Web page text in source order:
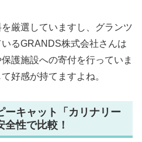
厳選していますし、グランツ
るGRANDS株式会社さんは
護施設への寄付を行っていま
好感が持てますよね。
ーキャット「カリナリー
性で比較！